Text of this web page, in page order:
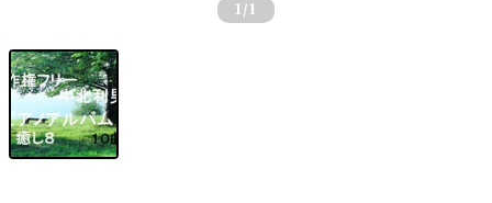
1 /1